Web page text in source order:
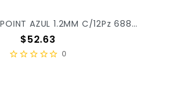
BOL. AZOR BIG POINT AZUL 1.2MM C/12Pz 6880 X/30
Precio
$52.63
0